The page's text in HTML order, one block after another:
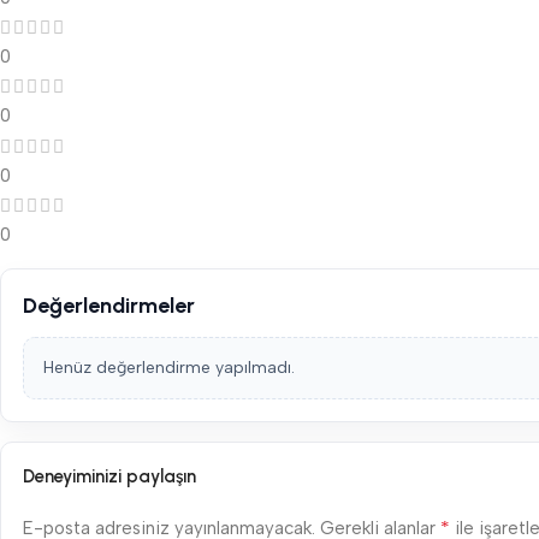
0
0
0
0
Değerlendirmeler
Henüz değerlendirme yapılmadı.
Deneyiminizi paylaşın
E-posta adresiniz yayınlanmayacak. Gerekli alanlar * ile